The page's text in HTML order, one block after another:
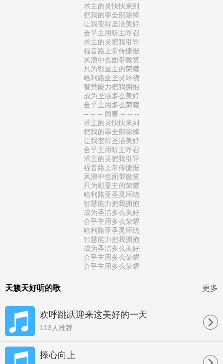
求主的灵快快来到
把我的罪全部除掉
让我变得圣洁美好
合乎主用听主呼召
求主的灵把我引导
福音路上常传捷报
风浪中也面带微笑
只为彰显主的荣耀
哈利路亚圣灵环绕
智慧能力把我拥抱
成为圣洁多么美好
合乎主用多么荣耀
-- -- -- 间奏 -- -- --
求主的灵快快来到
把我的罪全部除掉
让我变得圣洁美好
合乎主用听主呼召
求主的灵把我引导
福音路上常传捷报
风浪中也面带微笑
只为彰显主的荣耀
哈利路亚圣灵环绕
智慧能力把我拥抱
成为圣洁多么美好
合乎主用多么荣耀
哈利路亚圣灵环绕
智慧能力把我拥抱
成为圣洁多么美好
合乎主用多么荣耀
合乎主用多么荣耀
天籁天好听的歌 更多
欢呼跳跃迎来这美好的一天
113人推荐
捧心向上